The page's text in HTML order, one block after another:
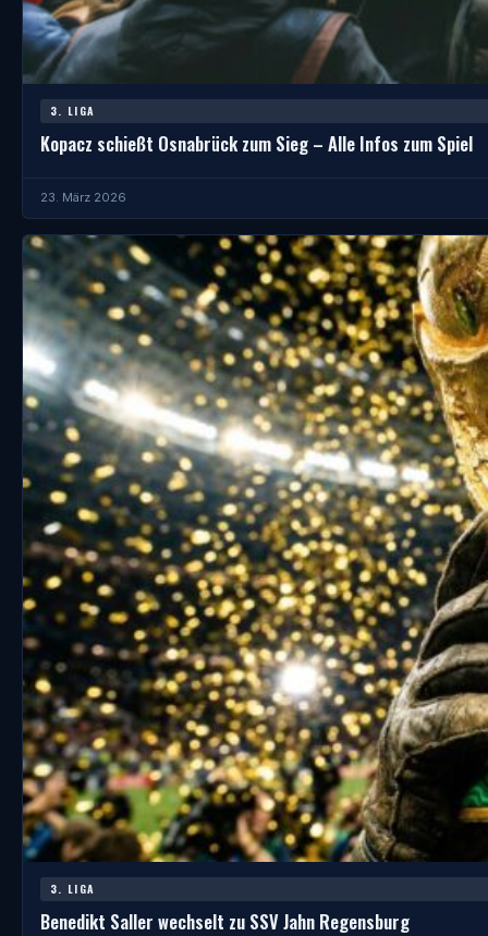
3. LIGA
Kopacz schießt Osnabrück zum Sieg – Alle Infos zum Spiel
23. März 2026
3. LIGA
Benedikt Saller wechselt zu SSV Jahn Regensburg